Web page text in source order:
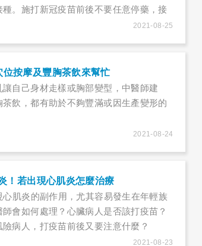
。施打新冠疫苗前後不要任意停藥，接
2021-08-25
按摩及豐胸茶飲來幫忙
自己身材走樣或胸部變型，中醫師建
飲，都有助於不夠豐滿或因生產變形的
2021-08-24
！若出現心肌炎怎麼治療
肌炎的副作用，尤其容易發生在年輕族
會如何處理？心臟病人是否該打疫苗？
病人，打疫苗前後又要注意什麼？
2021-08-23